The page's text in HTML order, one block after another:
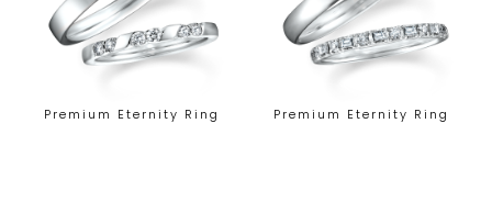
Premium Eternity Ring Premium Eternity Ring